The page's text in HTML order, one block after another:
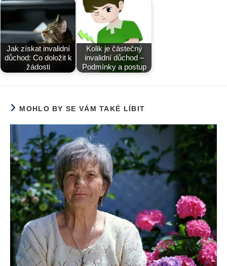
Jak získat invalidní
důchod: Co doložit k
žádosti
Kolik je částečný
invalidní důchod –
Podmínky a postup
MOHLO BY SE VÁM TAKÉ LÍBIT